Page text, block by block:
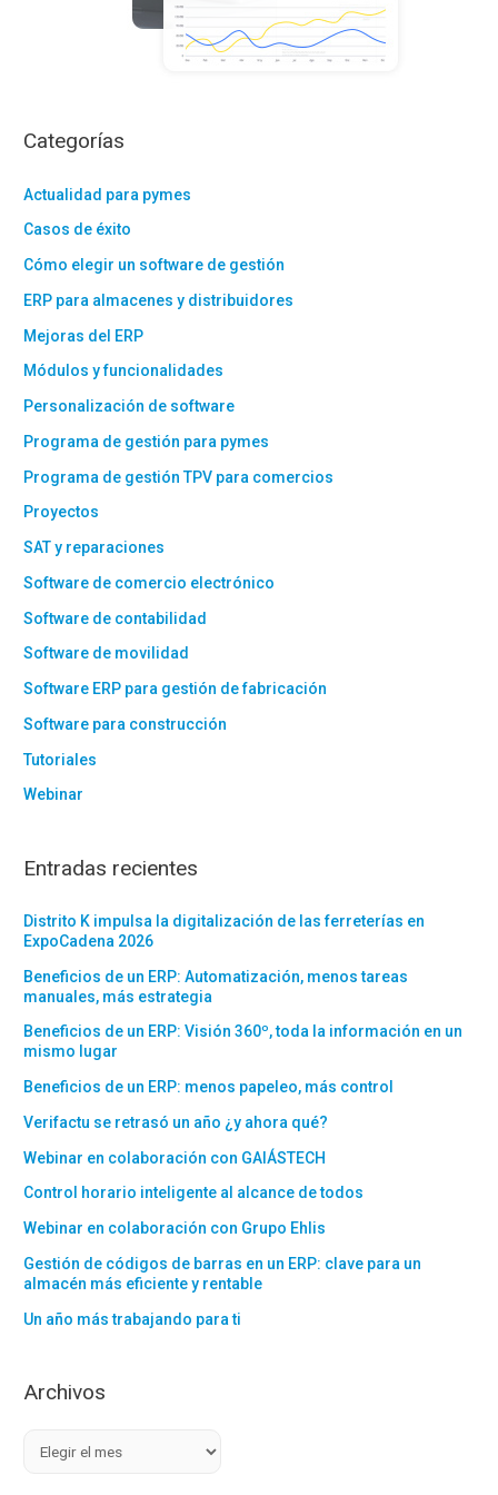
Categorías
Actualidad para pymes
Casos de éxito
Cómo elegir un software de gestión
ERP para almacenes y distribuidores
Mejoras del ERP
Módulos y funcionalidades
Personalización de software
Programa de gestión para pymes
Programa de gestión TPV para comercios
Proyectos
SAT y reparaciones
Software de comercio electrónico
Software de contabilidad
Software de movilidad
Software ERP para gestión de fabricación
Software para construcción
Tutoriales
Webinar
Entradas recientes
Distrito K impulsa la digitalización de las ferreterías en
ExpoCadena 2026
Beneficios de un ERP: Automatización, menos tareas
manuales, más estrategia
Beneficios de un ERP: Visión 360º, toda la información en un
mismo lugar
Beneficios de un ERP: menos papeleo, más control
Verifactu se retrasó un año ¿y ahora qué?
Webinar en colaboración con GAIÁSTECH
Control horario inteligente al alcance de todos
Webinar en colaboración con Grupo Ehlis
Gestión de códigos de barras en un ERP: clave para un
almacén más eficiente y rentable
Un año más trabajando para ti
Archivos